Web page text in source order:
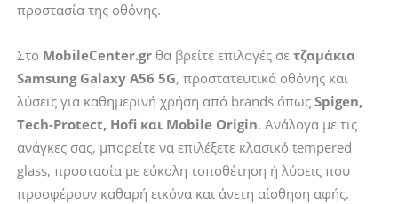
Samsung
A56
5G
(FRL-
EG-
A565G)
ποσότητα
Pack
(AGL08729)
ποσότητα
προστασία της οθόνης.
Στο MobileCenter.grθα βρείτε επιλογές σε τζαμάκια
Samsung Galaxy A56 5G, προστατευτικά οθόνης και
λύσεις για καθημερινή χρήση από brands όπως Spigen,
Tech-Protect, Hofi και Mobile Origin. Ανάλογα με τις
ανάγκες σας, μπορείτε να επιλέξετε κλασικό tempered
glass, προστασία με εύκολη τοποθέτηση ή λύσεις που
προσφέρουν καθαρή εικόνα και άνετη αίσθηση αφής.